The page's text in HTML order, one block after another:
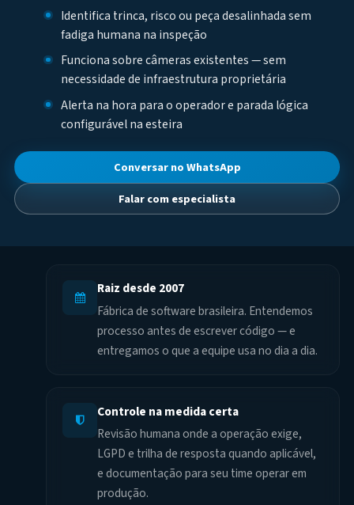
Identifica trinca, risco ou peça desalinhada sem
fadiga humana na inspeção
Funciona sobre câmeras existentes — sem
necessidade de infraestrutura proprietária
Alerta na hora para o operador e parada lógica
configurável na esteira
Conversar no WhatsApp
Falar com especialista
Raiz desde 2007
Fábrica de software brasileira. Entendemos
processo antes de escrever código — e
entregamos o que a equipe usa no dia a dia.
Controle na medida certa
Revisão humana onde a operação exige,
LGPD e trilha de resposta quando aplicável,
e documentação para seu time operar em
produção.